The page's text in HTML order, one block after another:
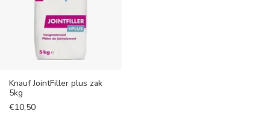
Knauf JointFiller plus zak
5kg
€10,50